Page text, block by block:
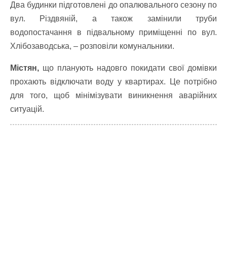
Два будинки підготовлені до опалювального сезону по
вул. Різдвяній, а також замінили труби
водопостачання в підвальному приміщенні по вул.
Хлібозаводська, – розповіли комунальники.
Містян, що планують надовго покидати свої домівки
прохають відключати воду у квартирах. Це потрібно
для того, щоб мінімізувати виникнення аварійних
ситуацій.